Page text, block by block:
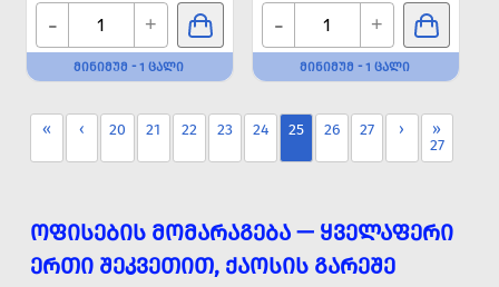
- +
ᲛᲘᲜᲘᲛᲣᲛ - 1 ᲪᲐᲚᲘ
- +
ᲛᲘᲜᲘᲛᲣᲛ - 1 ᲪᲐᲚᲘ
« ‹ 20 21 22 23 24 25 26 27 ›
»
27
ᲝᲤᲘᲡᲔᲑᲘᲡ ᲛᲝᲛᲐᲠᲐᲒᲔᲑᲐ — ᲧᲕᲔᲚᲐᲤᲔᲠᲘ
ᲔᲠᲗᲘ ᲨᲔᲙᲕᲔᲗᲘᲗ, ᲥᲐᲝᲡᲘᲡ ᲒᲐᲠᲔᲨᲔ